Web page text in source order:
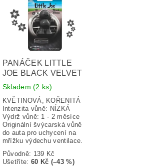
PANÁČEK LITTLE
JOE BLACK VELVET
Skladem(2 ks)
KVĚTINOVÁ, KOŘENITÁ
Intenzita vůně: NÍZKÁ
Výdrž vůně: 1 - 2 měsíce
Originální švýcarská vůně
do auta pro uchycení na
mřížku výdechu ventilace.
Původně: 139 Kč
Ušetříte: 60 Kč (–43 %)